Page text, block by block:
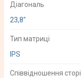
Діагональ
23,8"
Тип матриці
IPS
Співвідношення